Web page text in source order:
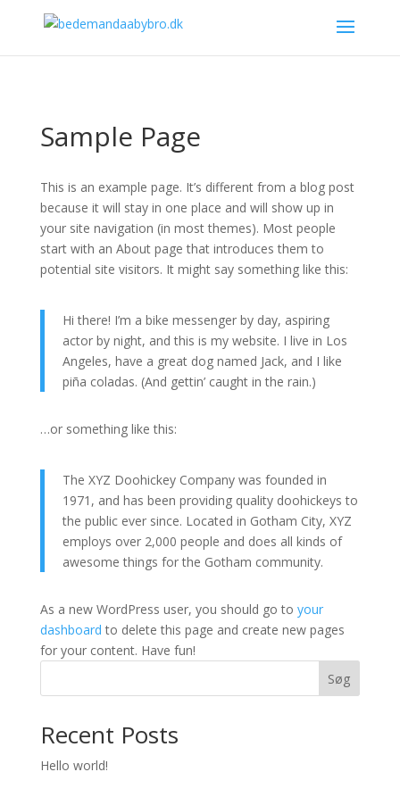
Sample Page
This is an example page. It’s different from a blog post
because it will stay in one place and will show up in
your site navigation (in most themes). Most people
start with an About page that introduces them to
potential site visitors. It might say something like this:
Hi there! I’m a bike messenger by day, aspiring
actor by night, and this is my website. I live in Los
Angeles, have a great dog named Jack, and I like
piña coladas. (And gettin’ caught in the rain.)
…or something like this:
The XYZ Doohickey Company was founded in
1971, and has been providing quality doohickeys to
the public ever since. Located in Gotham City, XYZ
employs over 2,000 people and does all kinds of
awesome things for the Gotham community.
As a new WordPress user, you should go to your
dashboard to delete this page and create new pages
for your content. Have fun!
Søg
Recent Posts
Hello world!